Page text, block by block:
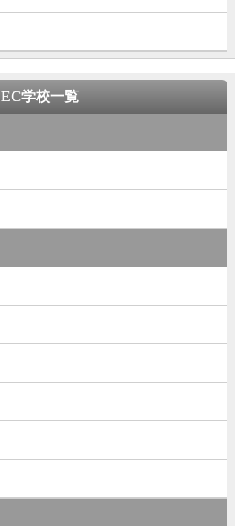
EC学校一覧